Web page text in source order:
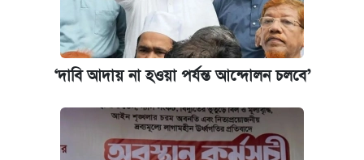
‌‘দাবি আদায় না হওয়া পর্যন্ত আন্দোলন চলবে’